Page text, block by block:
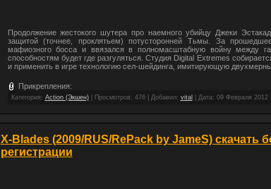
Продолжение жестокого шутера про наемного убийцу Джеки
защитой (точнее, проклятьем) потусторонней Тьмы. За
мафиозного босса и ввязался в полномасштабную войну между
способностям будет где разгуляться. Студия Digital Extremes
и применить в игре технологию сел-шейдинга, имитирующую
Прикрепления:
Категория: Action (Экшен)| Просмотров: 476 | Добавил: vital | Дата: 09 Февраля 2012|
X-Blades (2009/RUS/RePack by JameS) скачать
регистрации